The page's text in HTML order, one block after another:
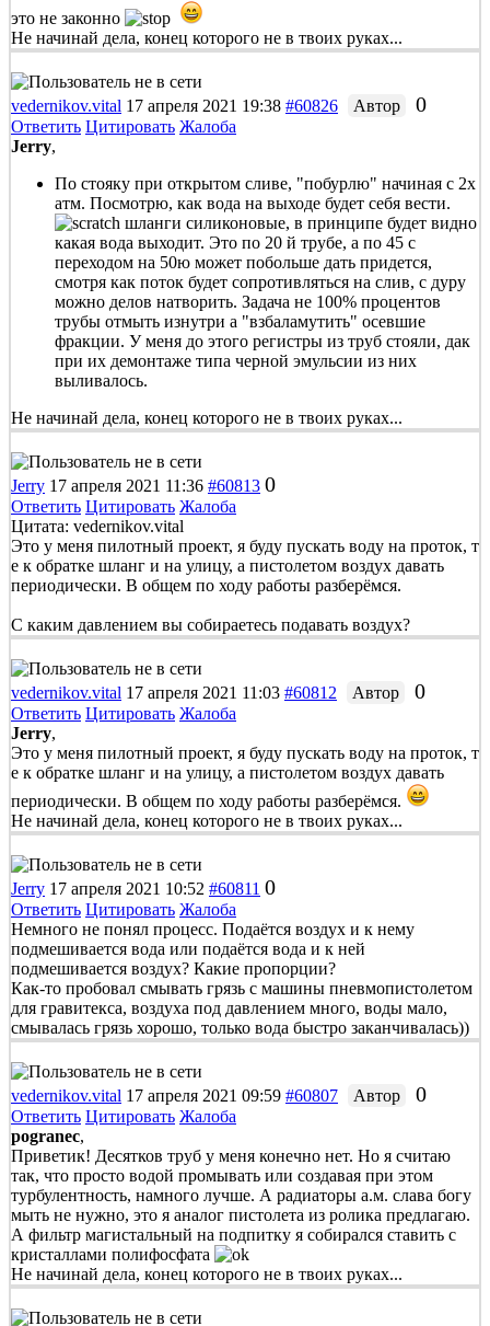
это не законно
Не начинай дела, конец которого не в твоих руках...
vedernikov.vital 17 апреля 2021 19:38 #60826 Автор 0
Ответить Цитировать Жалоба
Jerry,
По стояку при открытом сливе, "побурлю" начиная с 2х
атм. Посмотрю, как вода на выходе будет себя вести.
шланги силиконовые, в принципе будет видно
какая вода выходит. Это по 20 й трубе, а по 45 с
переходом на 50ю может побольше дать придется,
смотря как поток будет сопротивляться на слив, с дуру
можно делов натворить. Задача не 100% процентов
трубы отмыть изнутри а "взбаламутить" осевшие
фракции. У меня до этого регистры из труб стояли, дак
при их демонтаже типа черной эмульсии из них
выливалось.
Не начинай дела, конец которого не в твоих руках...
Jerry 17 апреля 2021 11:36 #60813 0
Ответить Цитировать Жалоба
Цитата: vedernikov.vital
Это у меня пилотный проект, я буду пускать воду на проток, т
е к обратке шланг и на улицу, а пистолетом воздух давать
периодически. В общем по ходу работы разберёмся.
С каким давлением вы собираетесь подавать воздух?
vedernikov.vital 17 апреля 2021 11:03 #60812 Автор 0
Ответить Цитировать Жалоба
Jerry,
Это у меня пилотный проект, я буду пускать воду на проток, т
е к обратке шланг и на улицу, а пистолетом воздух давать
периодически. В общем по ходу работы разберёмся.
Не начинай дела, конец которого не в твоих руках...
Jerry 17 апреля 2021 10:52 #60811 0
Ответить Цитировать Жалоба
Немного не понял процесс. Подаётся воздух и к нему
подмешивается вода или подаётся вода и к ней
подмешивается воздух? Какие пропорции?
Как-то пробовал смывать грязь с машины пневмопистолетом
для гравитекса, воздуха под давлением много, воды мало,
смывалась грязь хорошо, только вода быстро заканчивалась))
vedernikov.vital 17 апреля 2021 09:59 #60807 Автор 0
Ответить Цитировать Жалоба
pogranec,
Приветик! Десятков труб у меня конечно нет. Но я считаю
так, что просто водой промывать или создавая при этом
турбулентность, намного лучше. А радиаторы а.м. слава богу
мыть не нужно, это я аналог пистолета из ролика предлагаю.
А фильтр магистальный на подпитку я собирался ставить с
кристаллами полифосфата
Не начинай дела, конец которого не в твоих руках...